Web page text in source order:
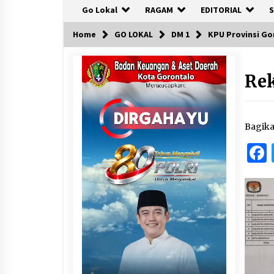
Go Lokal RAGAM EDITORIAL
Home GO LOKAL DM 1 KPU Provinsi